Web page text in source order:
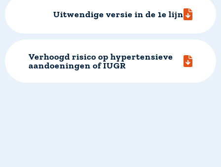
Uitwendige versie in de 1e lijn
Verhoogd risico op hypertensieve
aandoeningen of IUGR